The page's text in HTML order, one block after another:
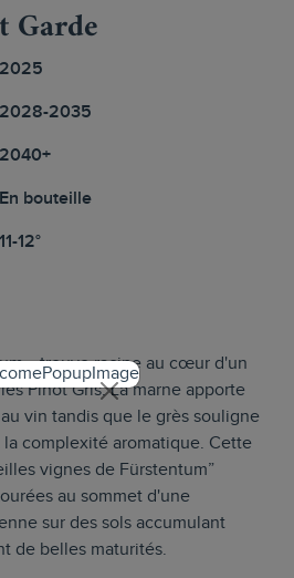
Garde
2025
2028-2035
2040+
En bouteille
11-12°
» trouve racine au cœur d'un
Pinot Gris. La marne apporte
vin tandis que le grès souligne
complexité aromatique. Cette
vignes de Fürstentum”
au sommet d'une
sur des sols accumulant
de belles maturités.